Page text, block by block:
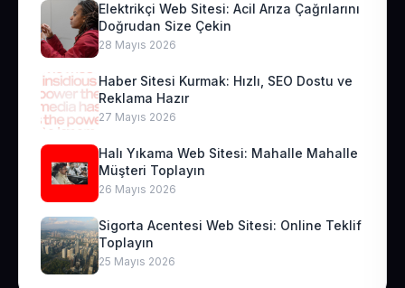
Elektrikçi Web Sitesi: Acil Arıza Çağrılarını
Doğrudan Size Çekin
28 Mayıs 2026
Haber Sitesi Kurmak: Hızlı, SEO Dostu ve
Reklama Hazır
27 Mayıs 2026
Halı Yıkama Web Sitesi: Mahalle Mahalle
Müşteri Toplayın
26 Mayıs 2026
Sigorta Acentesi Web Sitesi: Online Teklif
Toplayın
25 Mayıs 2026